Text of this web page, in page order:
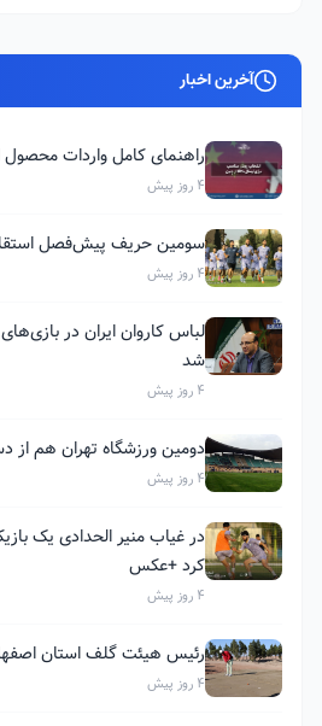
آخرین اخبار
راهنمای کامل واردات
4 روز پیش
سومین حریف پیش‌فصل
4 روز پیش
لباس کاروان ایران در
شد
4 روز پیش
دومین ورزشگاه تهران هم
4 روز پیش
در غیاب منیر الحدادی یک
کرد +عکس
4 روز پیش
رئیس هیئت گلف استان
4 روز پیش